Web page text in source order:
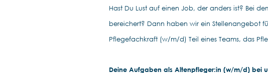
Hast Du Lust auf einen Job, der anders ist? Bei
bereichert? Dann haben wir ein Stellenangebot
Pflegefachkraft (w/m/d) Teil eines Teams, das
Deine Aufgaben als Altenpfleger:in (w/m/d) bei